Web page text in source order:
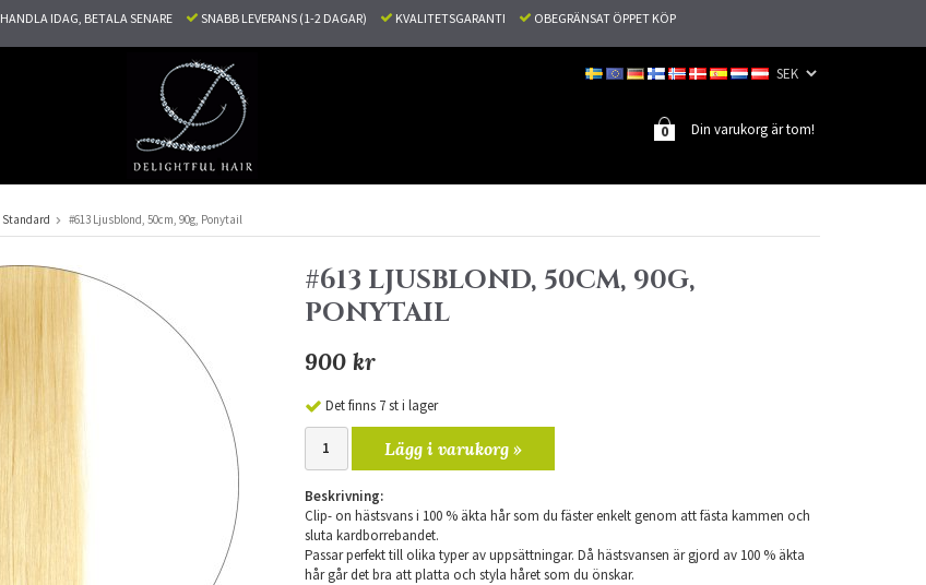
HANDLA IDAG, BETALA SENARE SNABB LEVERANS (1-2 DAGAR) KVALITETSGARANTI OBEGRÄNSAT ÖPPET KÖP
Din varukorg är tom!
0
Standard #613 Ljusblond, 50cm, 90g, Ponytail
#613 LJUSBLOND, 50CM, 90G,
PONYTAIL
900 kr
Det finns 7 st i lager
Lägg i varukorg »
Beskrivning:
Clip- on hästsvans i 100 % äkta hår som du fäster enkelt genom att fästa kammen och
sluta kardborrebandet.
Passar perfekt till olika typer av uppsättningar. Då hästsvansen är gjord av 100 % äkta
hår går det bra att platta och styla håret som du önskar.